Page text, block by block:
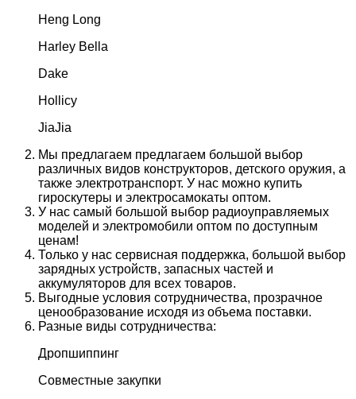
Heng Long
Harley Bella
Dake
Hollicy
JiaJia
Мы предлагаем предлагаем большой выбор
различных видов конструкторов, детского оружия, а
также электротранспорт. У нас можно купить
гироскутеры и электросамокаты оптом.
У нас самый большой выбор радиоуправляемых
моделей и электромобили оптом по доступным
ценам!
Только у нас сервисная поддержка, большой выбор
зарядных устройств, запасных частей и
аккумуляторов для всех товаров.
Выгодные условия сотрудничества, прозрачное
ценообразование исходя из объема поставки.
Разные виды сотрудничества:
Дропшиппинг
Совместные закупки